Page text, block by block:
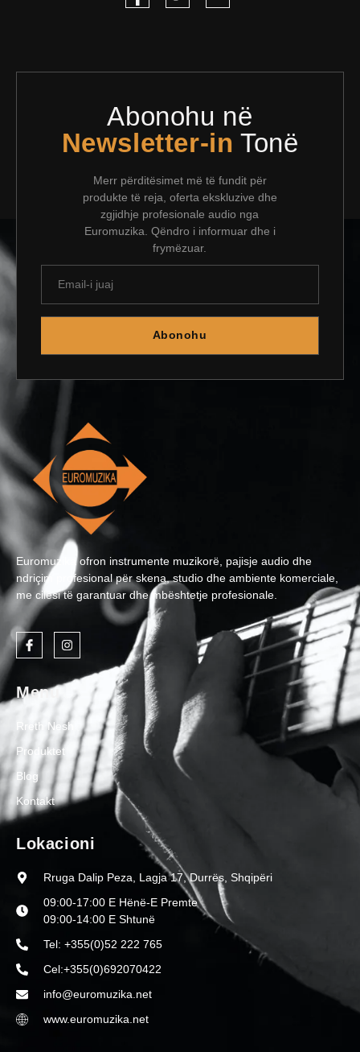
Abonohu në
Newsletter-in Tonë
Merr përditësimet më të fundit për
produkte të reja, oferta ekskluzive dhe
zgjidhje profesionale audio nga
Euromuzika. Qëndro i informuar dhe i
frymëzuar.
Abonohu
Euromuzika ofron instrumente muzikorë, pajisje audio dhe
ndriçim profesional për skena, studio dhe ambiente komerciale,
me cilësi të garantuar dhe mbështetje profesionale.
Menu
Rreth Nesh
Produktet
Blog
Kontakt
Lokacioni
Rruga Dalip Peza, Lagja 17, Durrës, Shqipëri
09:00-17:00 E Hënë-E Premte
09:00-14:00 E Shtunë
Tel: +355(0)52 222 765
Cel:+355(0)692070422
info@euromuzika.net
www.euromuzika.net